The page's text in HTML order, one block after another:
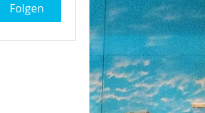
Folgen